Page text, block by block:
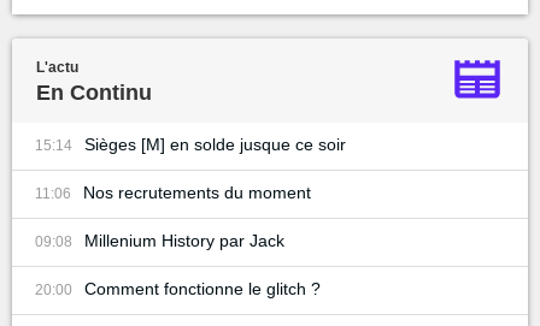
L'actu
En Continu
15:14 Sièges [M] en solde jusque ce soir
11:06 Nos recrutements du moment
09:08 Millenium History par Jack
20:00 Comment fonctionne le glitch ?